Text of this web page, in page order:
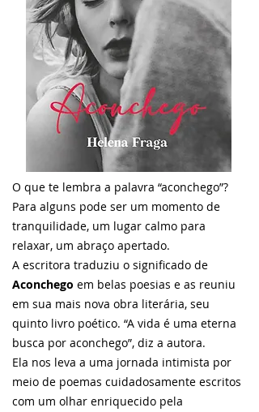
O que te lembra a palavra “aconchego”?
Para alguns pode ser um momento de
tranquilidade, um lugar calmo para
relaxar, um abraço apertado.
A escritora traduziu o significado de
Aconchego em belas poesias e as reuniu
em sua mais nova obra literária, seu
quinto livro poético. “A vida é uma eterna
busca por aconchego”, diz a autora.
Ela nos leva a uma jornada intimista por
meio de poemas cuidadosamente escritos
com um olhar enriquecido pela